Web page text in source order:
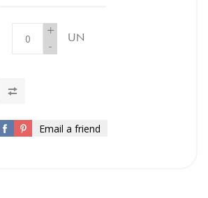
+
-
UN
Email a friend